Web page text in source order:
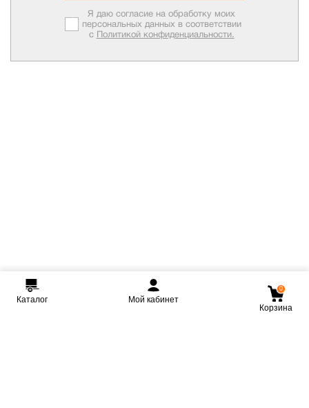
Я даю согласие на обработку моих
персональных данных в соответствии
с Политикой конфиденциальности.
Каталог Мой кабинет
0
Корзина